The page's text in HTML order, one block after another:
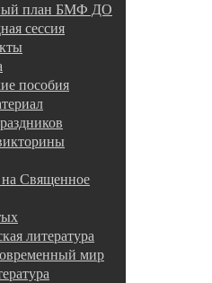
план БМФ ДО
сессия
пособия
Священное
литература
мир